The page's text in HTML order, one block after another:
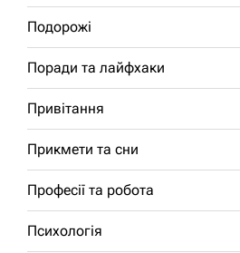
Подорожі
Поради та лайфхаки
Привітання
Прикмети та сни
Професії та робота
Психологія